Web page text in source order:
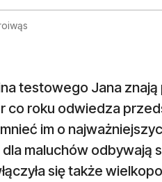
testowego Jana
co roku odwiedza
im o
maluchów odbywają
się także